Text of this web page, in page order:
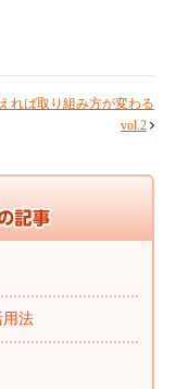
れば取り組み方が変わる
vol.2
用法